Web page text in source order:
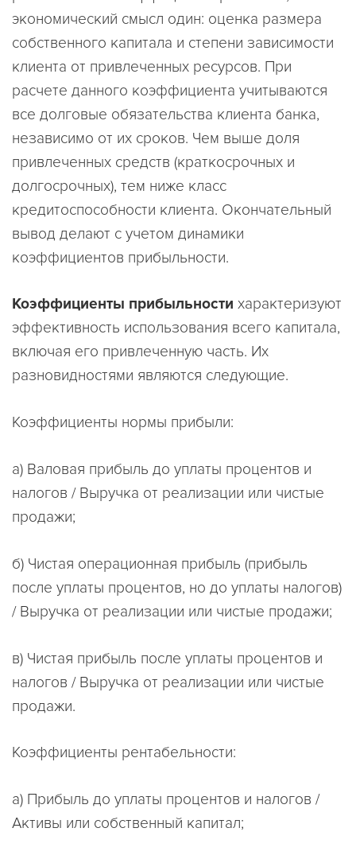
экономический смысл один: оценка размера
собственного капитала и степени зависимости
клиента от привлеченных ресурсов. При
расчете данного коэффициента учитываются
все долговые обязательства клиента банка,
независимо от их сроков. Чем выше доля
привлеченных средств (краткосрочных и
долгосрочных), тем ниже класс
кредитоспособности клиента. Окончательный
вывод делают с учетом динамики
коэффициентов прибыльности.
Коэффициенты прибыльности характеризуют
эффективность использования всего капитала,
включая его привлеченную часть. Их
разновидностями являются следующие.
Коэффициенты нормы прибыли:
а) Валовая прибыль до уплаты процентов и
налогов / Выручка от реализации или чистые
продажи;
б) Чистая операционная прибыль (прибыль
после уплаты процентов, но до уплаты налогов)
/ Выручка от реализации или чистые продажи;
в) Чистая прибыль после уплаты процентов и
налогов / Выручка от реализации или чистые
продажи.
Коэффициенты рентабельности:
а) Прибыль до уплаты процентов и налогов /
Активы или собственный капитал;